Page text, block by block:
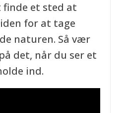
et sted at
for at tage
naturen. Så vær
det, når du ser et
ind.